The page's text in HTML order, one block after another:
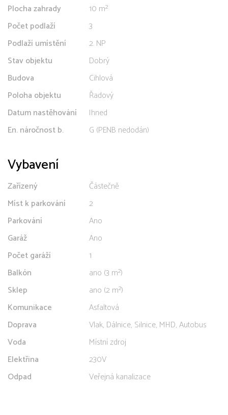
Plocha zahrady
10 m²
Počet podlaží
3
Podlaží umístění
2. NP
Stav objektu
Dobrý
Budova
Cihlová
Poloha objektu
Řadový
Datum nastěhování
Ihned
En. náročnost b.
G (PENB nedodán)
Vybavení
Zařízený
Částečně
Míst k parkování
2
Parkování
Ano
Garáž
Ano
Počet garáží
1
Balkón
ano (3 m²)
Sklep
ano (2 m²)
Komunikace
Asfaltová
Doprava
Vlak, Dálnice, Silnice, MHD, Autobus
Voda
Místní zdroj
Elektřina
230V
Odpad
Veřejná kanalizace